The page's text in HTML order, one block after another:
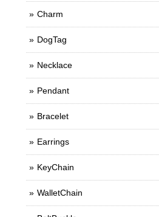
Charm
DogTag
Necklace
Pendant
Bracelet
Earrings
KeyChain
WalletChain